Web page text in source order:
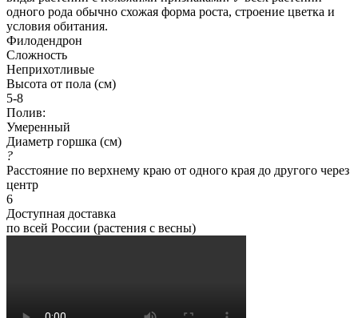
одного рода обычно схожая форма роста, строение цветка и
условия обитания.
Филодендрон
Сложность
Неприхотливые
Высота от пола (см)
5-8
Полив:
Умеренный
Диаметр горшка (см)
?
Расстояние по верхнему краю от одного края до другого через
центр
6
Доступная доставка
по всей России (растения с весны)